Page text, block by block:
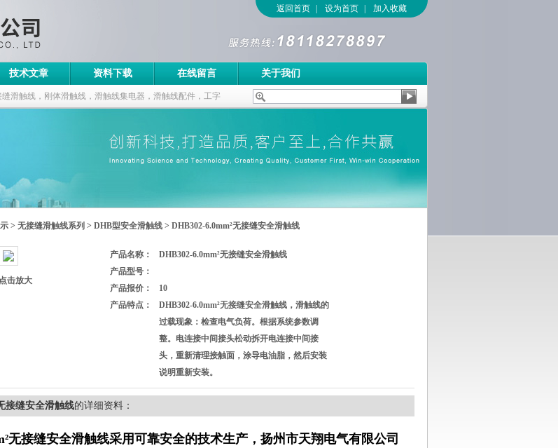
返回首页 设为首页 加入收藏
技术文章 资料下载 在线留言 关于我们
滑触线，刚体滑触线，滑触线集电器，滑触线配件，工字
> 无接缝滑触线系列 > DHB型安全滑触线 > DHB302-6.0mm²无接缝安全滑触线
点击放大
产品名称：
DHB302-6.0mm²无接缝安全滑触线
产品型号：
产品报价：
10
产品特点：
DHB302-6.0mm²无接缝安全滑触线，滑触线的
过载现象：检查电气负荷。根据系统参数调
整。电连接中间接头松动拆开电连接中间接
头，重新清理接触面，涂导电油脂，然后安装
说明重新安装。
接缝安全滑触线的详细资料：
无接缝安全滑触线采用可靠安全的技术生产，扬州市天翔电气有限公司